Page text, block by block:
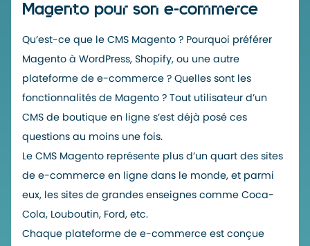
Magento pour son e-commerce
Qu’est-ce que le CMS Magento ? Pourquoi préférer
Magento à WordPress, Shopify, ou une autre
plateforme de e-commerce ? Quelles sont les
fonctionnalités de Magento ? Tout utilisateur d’un
CMS de boutique en ligne s’est déjà posé ces
questions au moins une fois.
Le CMS Magento représente plus d’un quart des sites
de e-commerce en ligne dans le monde, et parmi
eux, les sites de grandes enseignes comme Coca-
Cola, Louboutin, Ford, etc.
Chaque plateforme de e-commerce est conçue